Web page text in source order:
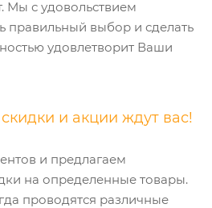
Мы с удовольствием
правильный выбор и сделать
удовлетворит Ваши
и акции ждут вас!
и предлагаем
на определенные товары.
проводятся различные